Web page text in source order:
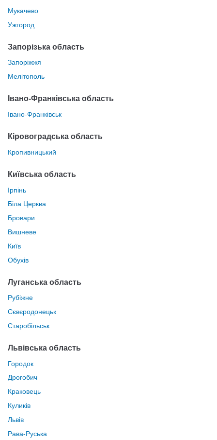
Мукачево
Ужгород
Запорізька область
Запоріжжя
Мелітополь
Івано-Франківська область
Івано-Франківськ
Кіровоградська область
Кропивницький
Київська область
Ірпінь
Біла Церква
Бровари
Вишневе
Київ
Обухів
Луганська область
Рубіжне
Сєвєродонецьк
Старобільськ
Львівська область
Городок
Дрогобич
Краковець
Куликів
Львів
Рава-Руська